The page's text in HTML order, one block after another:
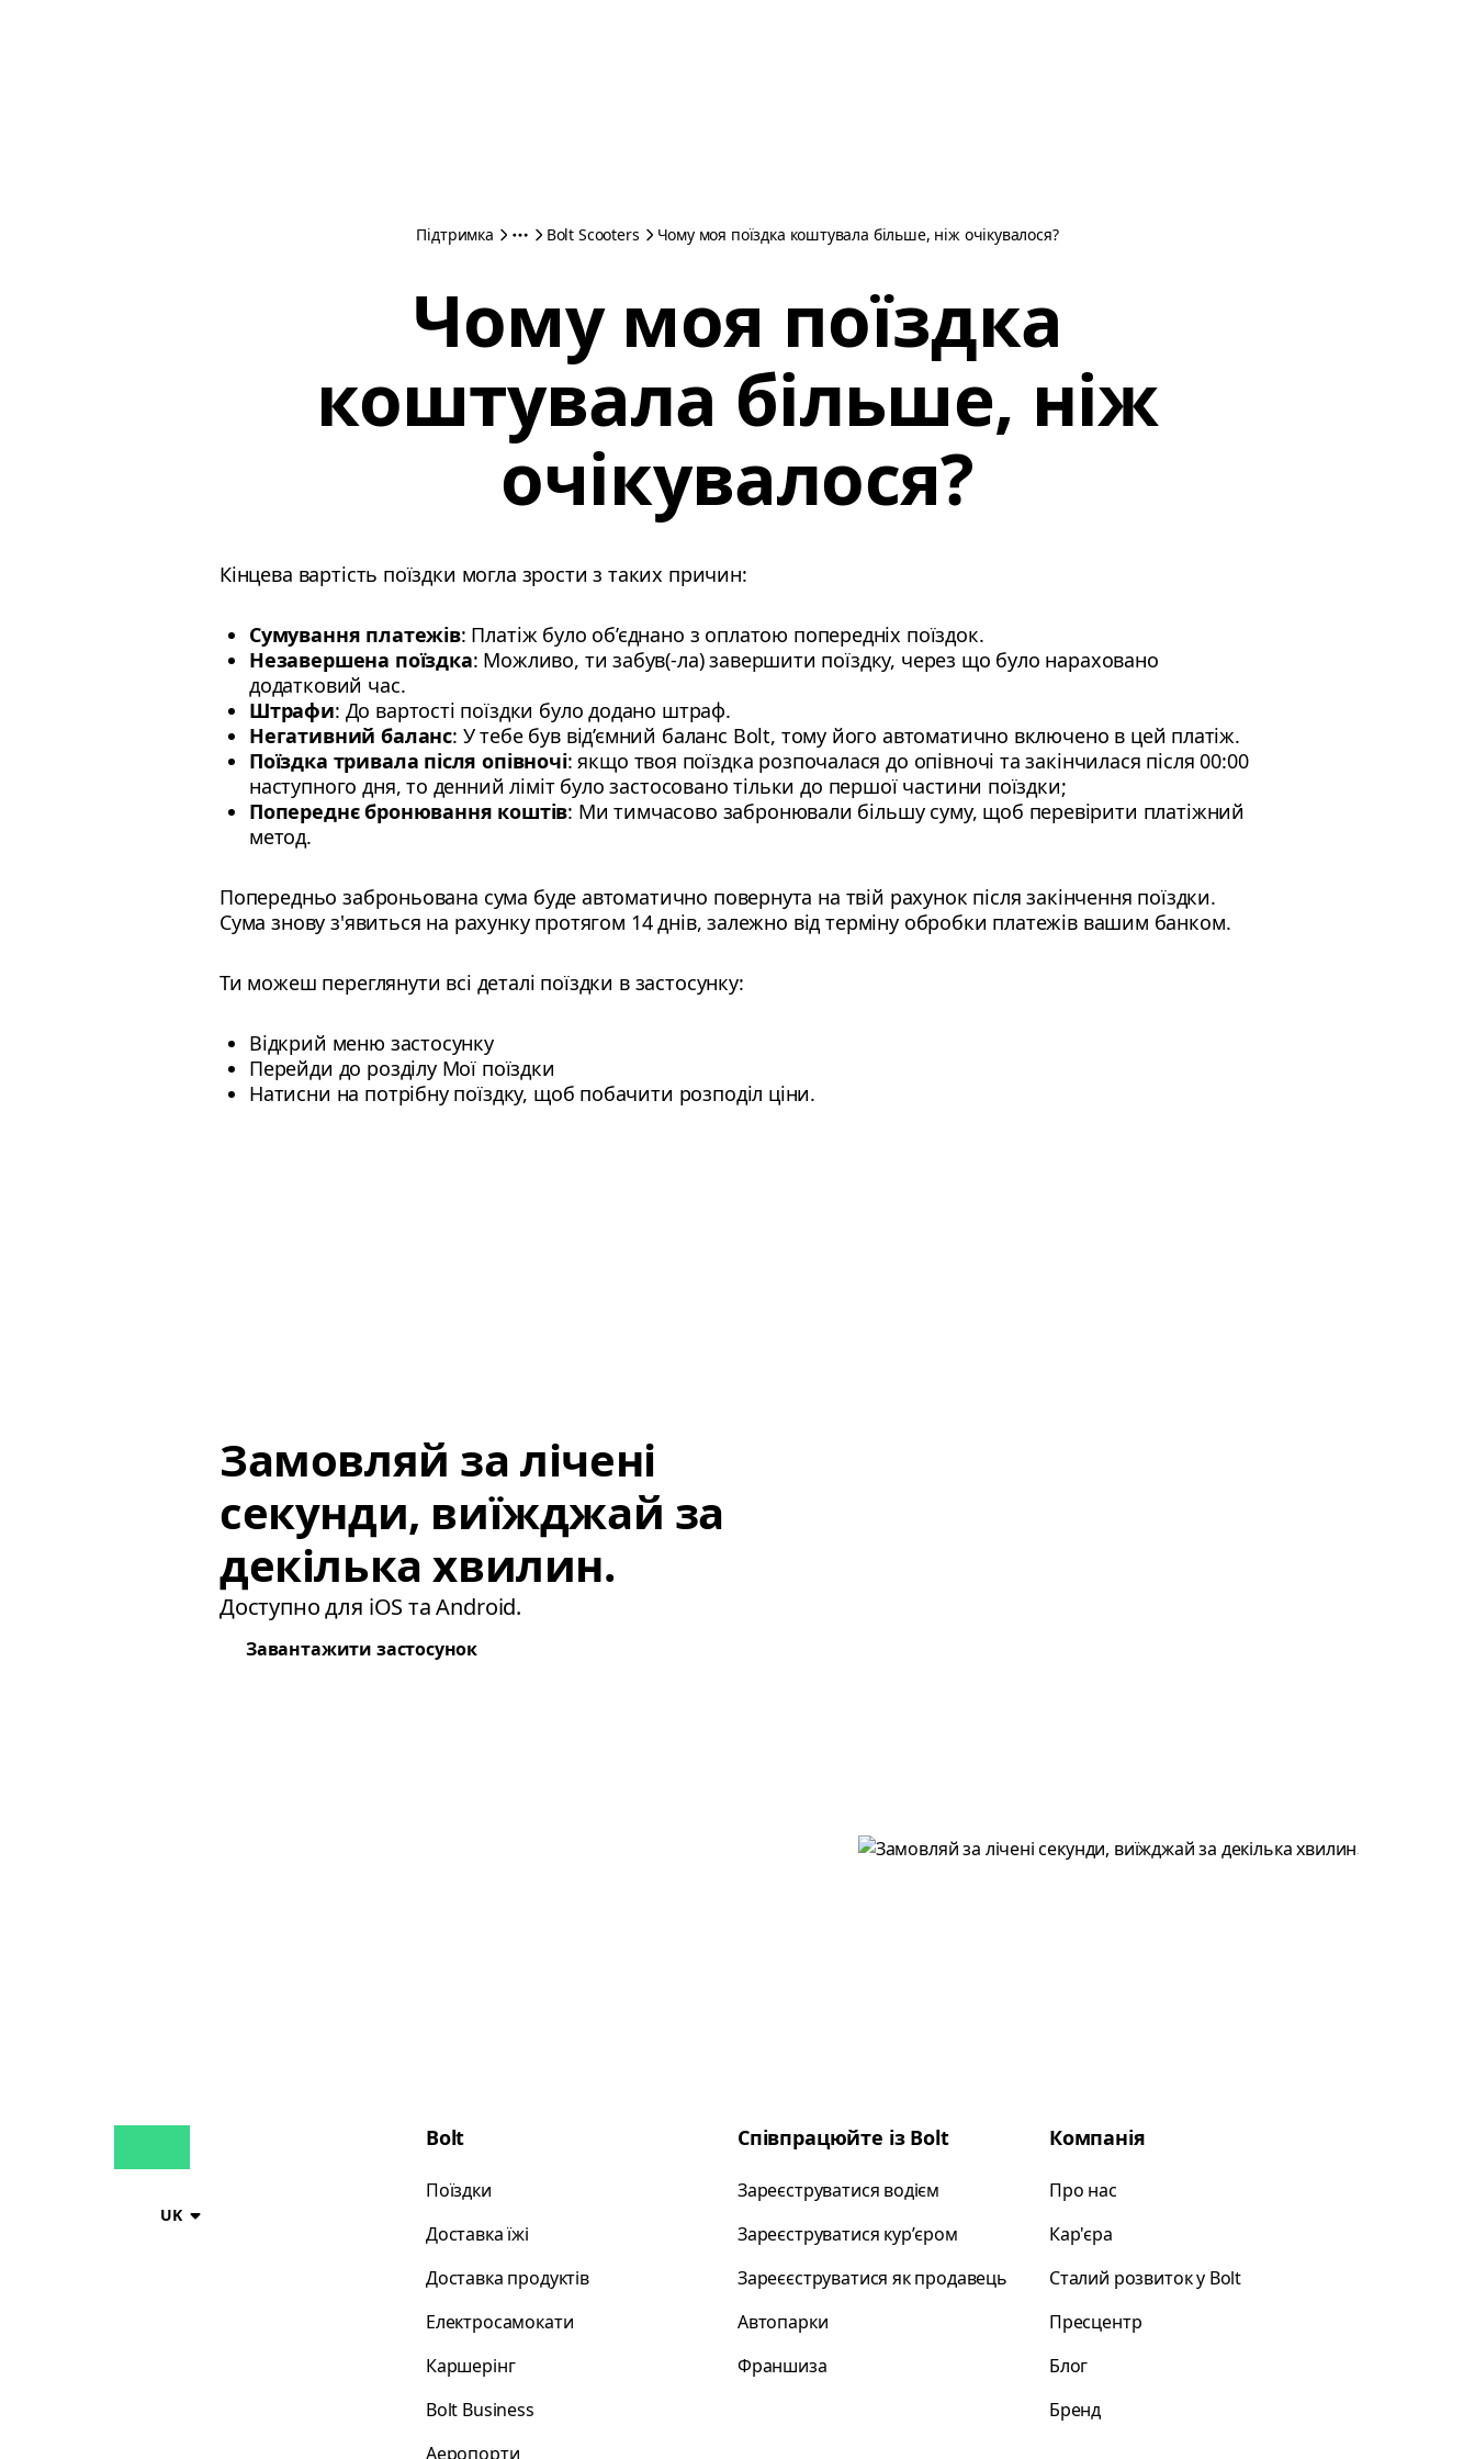
Підтримка Bolt Scooters Чому моя поїздка коштувала більше, ніж очікувалося?
Чому моя поїздка
коштувала більше, ніж
очікувалося?
Кінцева вартість поїздки могла зрости з таких причин:
Сумування платежів: Платіж було об’єднано з оплатою попередніх поїздок.
Незавершена поїздка: Можливо, ти забув(-ла) завершити поїздку, через що було нараховано
додатковий час.
Штрафи: До вартості поїздки було додано штраф.
Негативний баланс: У тебе був від’ємний баланс Bolt, тому його автоматично включено в цей платіж.
Поїздка тривала після опівночі: якщо твоя поїздка розпочалася до опівночі та закінчилася після 00:00
наступного дня, то денний ліміт було застосовано тільки до першої частини поїздки;
Попереднє бронювання коштів: Ми тимчасово забронювали більшу суму, щоб перевірити платіжний
метод.
Попередньо заброньована сума буде автоматично повернута на твій рахунок після закінчення поїздки.
Сума знову з'явиться на рахунку протягом 14 днів, залежно від терміну обробки платежів вашим банком.
Ти можеш переглянути всі деталі поїздки в застосунку:
Відкрий меню застосунку
Перейди до розділу Мої поїздки
Натисни на потрібну поїздку, щоб побачити розподіл ціни.
Замовляй за лічені
секунди, виїжджай за
декілька хвилин.
Доступно для iOS та Android.
Завантажити застосунок
UK
Bolt
Поїздки
Доставка їжі
Доставка продуктів
Електросамокати
Каршерінг
Bolt Business
Аеропорти
Співпрацюйте із Bolt
Зареєструватися водієм
Зареєструватися курʼєром
Зареєєструватися як продавець
Автопарки
Франшиза
Компанія
Про нас
Кар'єра
Сталий розвиток у Bolt
Пресцентр
Блог
Бренд